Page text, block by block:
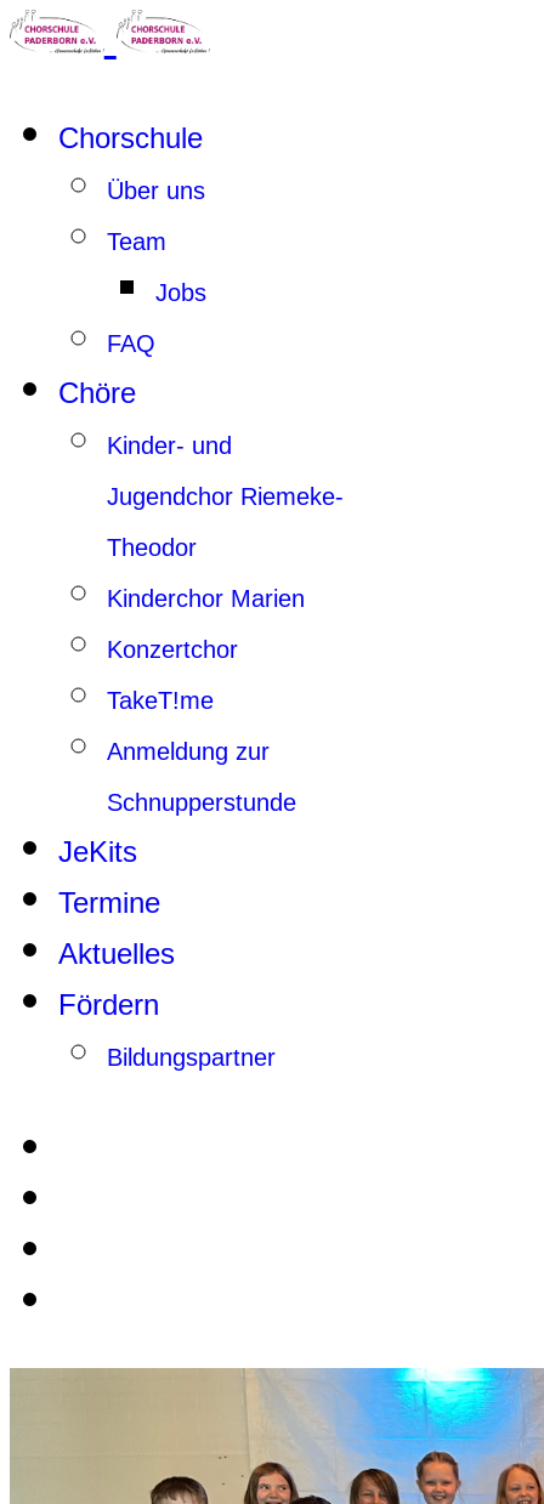
Chorschule
Über uns
Team
Jobs
FAQ
Chöre
Kinder- und
Jugendchor Riemeke-
Theodor
Kinderchor Marien
Konzertchor
TakeT!me
Anmeldung zur
Schnupperstunde
JeKits
Termine
Aktuelles
Fördern
Bildungspartner